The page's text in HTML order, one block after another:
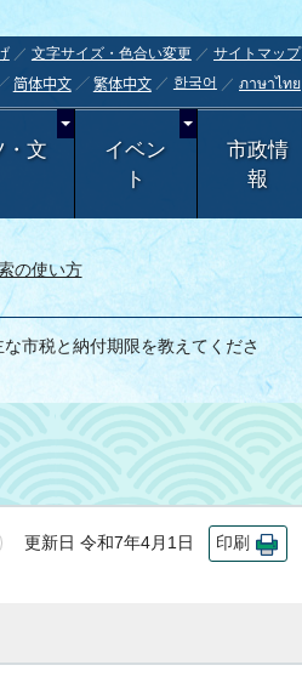
文字サイズ・色合い変更
サイトマップ
简体中文 繁体中文 한국어 ภาษาไทย
・文
イベン
ト
市政情
報
の使い方
市税と納付期限を教えてくださ
更新日 令和7年4月1日 印刷